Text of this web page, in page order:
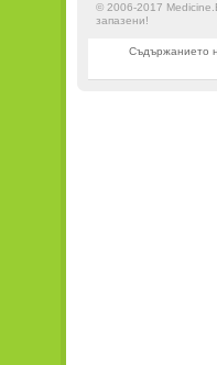
© 2006-2017
запазени!
Съдържанието